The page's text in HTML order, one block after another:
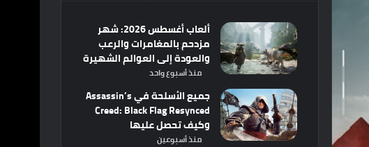
ألعاب أغسطس 2026: شهر
مزدحم بالمغامرات والرعب
والعودة إلى العوالم الشهيرة
منذ أسبوع واحد
جميع الأسلحة في Assassin’s
Creed: Black Flag Resynced
وكيف تحصل عليها
منذ أسبوعين